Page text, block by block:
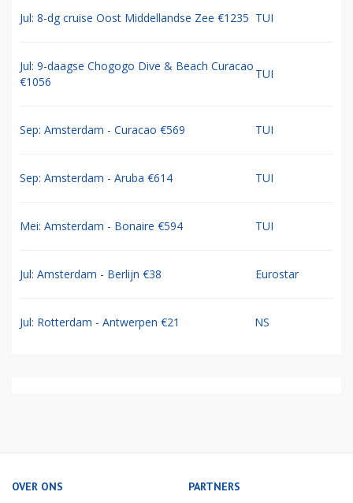
Jul: 8-dg cruise Oost Middellandse Zee €1235 TUI
Jul: 9-daagse Chogogo Dive & Beach Curacao
€1056
TUI
Sep: Amsterdam - Curacao €569 TUI
Sep: Amsterdam - Aruba €614 TUI
Mei: Amsterdam - Bonaire €594 TUI
Jul: Amsterdam - Berlijn €38 Eurostar
Jul: Rotterdam - Antwerpen €21 NS
OVER ONS PARTNERS